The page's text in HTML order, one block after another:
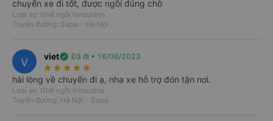
Tất cả Từ Hà NộiTừ Lào Cai
06/08 07/08
Hà Nội Lào Cai
Nhiều chuyến xe giá tốt mỗi ngày trên Vexere
Chọn chuyến
chuyến xe đi tốt, được ngồi đúng chỗ
Loại xe: Ghế ngồi limousine
Tuyến đường: Sapa - Hà Nội
V vietverified Đã đi • 16/06/2023
star_rate star_rate star_rate star_rate star_rate
hài lòng về chuyến đi ạ, nha xe hỗ trợ đón tận nơi.
Loại xe: Ghế ngồi limousine
Tuyến đường: Hà Nội - Sapa